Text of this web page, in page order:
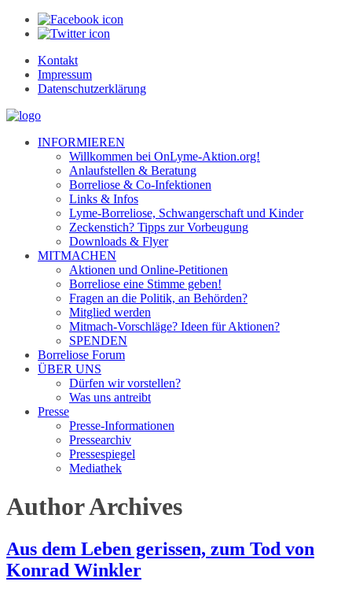
Kontakt
Impressum
Datenschutzerklärung
INFORMIEREN
Willkommen bei OnLyme-Aktion.org!
Anlaufstellen & Beratung
Borreliose & Co-Infektionen
Links & Infos
Lyme-Borreliose, Schwangerschaft und Kinder
Zeckenstich? Tipps zur Vorbeugung
Downloads & Flyer
MITMACHEN
Aktionen und Online-Petitionen
Borreliose eine Stimme geben!
Fragen an die Politik, an Behörden?
Mitglied werden
Mitmach-Vorschläge? Ideen für Aktionen?
SPENDEN
Borreliose Forum
ÜBER UNS
Dürfen wir vorstellen?
Was uns antreibt
Presse
Presse-Informationen
Pressearchiv
Pressespiegel
Mediathek
Author Archives
Aus dem Leben gerissen, zum Tod von
Konrad Winkler